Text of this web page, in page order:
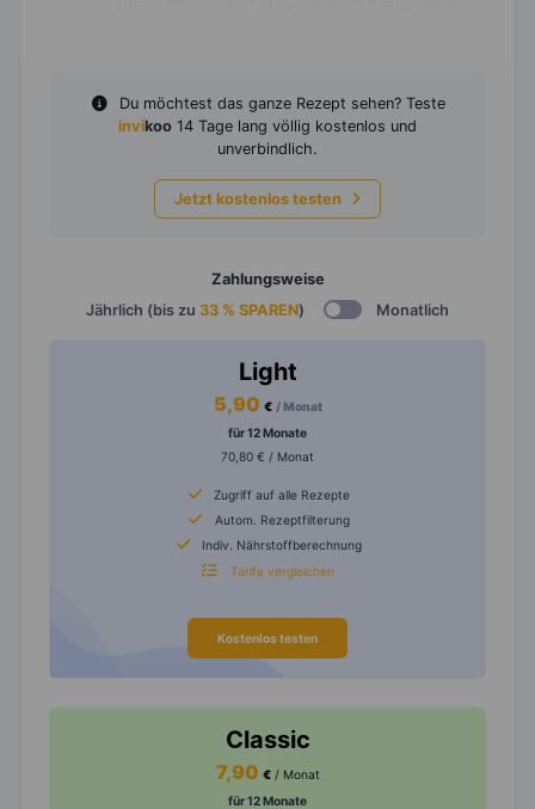
Du möchtest das ganze Rezept sehen? Teste
invikoo 14 Tage lang völlig kostenlos und
unverbindlich.
Jetzt kostenlos testen
Zahlungsweise
Jährlich (bis zu 33 % SPAREN) Monatlich
Light
5,90 € / Monat
für 12 Monate
70,80 € / Monat
Zugriff auf alle Rezepte
Autom. Rezeptfilterung
Indiv. Nährstoffberechnung
Tarife vergleichen
Kostenlos testen
Classic
7,90 € / Monat
für 12 Monate